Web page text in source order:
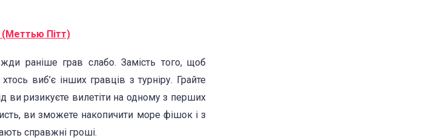
(Меттью Пітт)
раніше грав слабо. Замість того, щоб
виб’є інших гравців з турніру. Грайте
ви ризикуєте вилетіти на одному з перших
ви зможете накопичити море фішок і з
справжні гроші.